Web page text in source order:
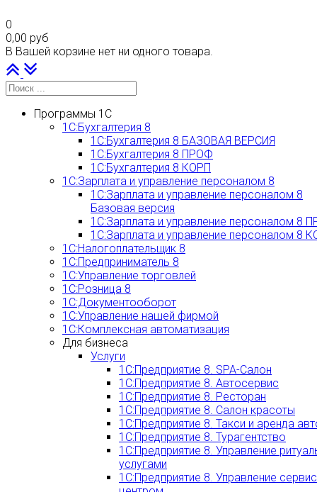
0
0,00 руб
В Вашей корзине нет ни одного товара.
НаверхPLG_SYSTEM_VPFRAMEWORK_SCROLL_TO_BOTTOM
Программы 1С
1С:Бухгалтерия 8
1С:Бухгалтерия 8 БАЗОВАЯ ВЕРСИЯ
1С:Бухгалтерия 8 ПРОФ
1С:Бухгалтерия 8 КОРП
1С:Зарплата и управление персоналом 8
1С:Зарплата и управление персоналом 8
Базовая версия
1С:Зарплата и управление персоналом 8
1С:Зарплата и управление персоналом 8
1С:Налогоплательщик 8
1С:Предприниматель 8
1С:Управление торговлей
1С:Розница 8
1С:Документооборот
1С:Управление нашей фирмой
1С:Комплексная автоматизация
Для бизнеса
Услуги
1С:Предприятие 8. SPA-Салон
1С:Предприятие 8. Автосервис
1С:Предприятие 8. Ресторан
1С:Предприятие 8. Салон красоты
1С:Предприятие 8. Такси и аренда
1С:Предприятие 8. Турагентство
1С:Предприятие 8. Управление
услугами
1С:Предприятие 8. Управление